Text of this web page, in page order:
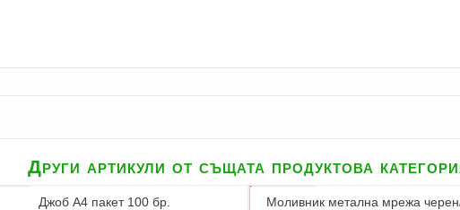
Други артикули от същата продуктова
Джоб А4 пакет 100 бр. Моливник метална мрежа